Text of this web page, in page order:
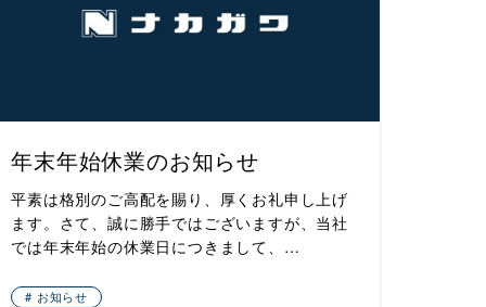
年末年始休業のお知らせ
平素は格別のご高配を賜り、厚くお礼申し上げ
ます。さて、誠に勝手ではございますが、当社
では年末年始の休業日につきまして、…
お知らせ